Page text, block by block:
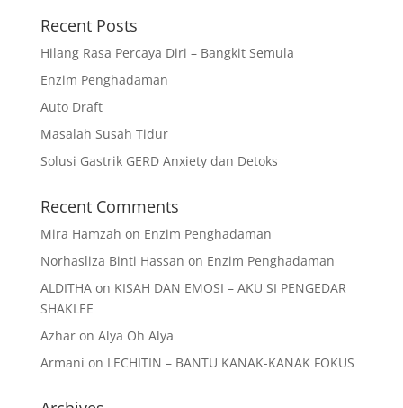
Recent Posts
Hilang Rasa Percaya Diri – Bangkit Semula
Enzim Penghadaman
Auto Draft
Masalah Susah Tidur
Solusi Gastrik GERD Anxiety dan Detoks
Recent Comments
Mira Hamzah on Enzim Penghadaman
Norhasliza Binti Hassan on Enzim Penghadaman
ALDITHAon KISAH DAN EMOSI – AKU SI PENGEDAR
SHAKLEE
Azharon Alya Oh Alya
Armani on LECHITIN – BANTU KANAK-KANAK FOKUS